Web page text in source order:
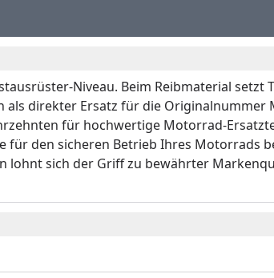
Niveau. Beim Reibmaterial setzt
direkter Ersatz für die Originalnummer
für hochwertige Motorrad-
den sicheren Betrieb Ihres Motorrads
sich der Griff zu bewährter